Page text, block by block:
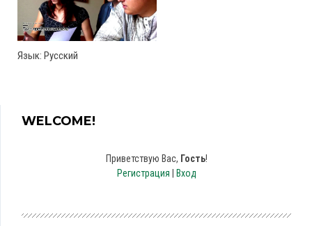
Язык: Русский
WELCOME!
Приветствую Вас, Гость!
Регистрация
Вход